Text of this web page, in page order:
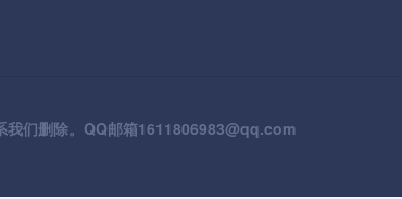
我们删除。QQ邮箱1611806983@qq.com